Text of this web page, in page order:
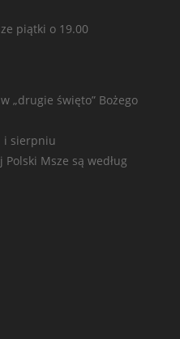
piątki o 19.00
„drugie święto” Bożego
i sierpniu
Msze są według